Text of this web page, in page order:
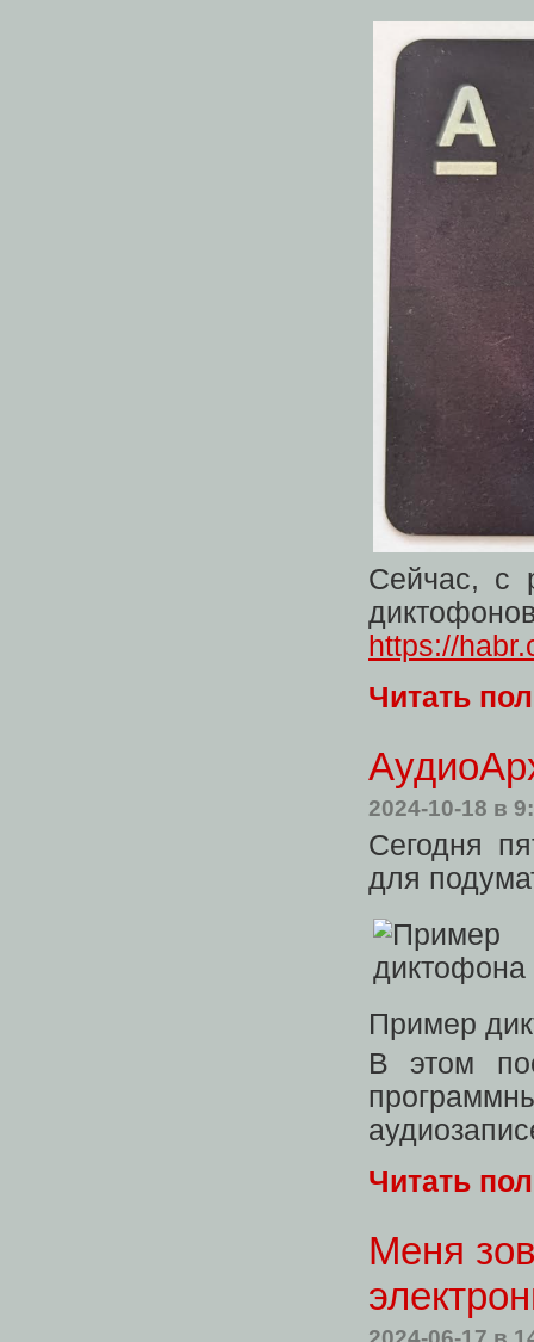
Сейчас, с
https://
Читать
2024-10-18 в
Сегодня
для
Пример
В этом
Читать
Меня